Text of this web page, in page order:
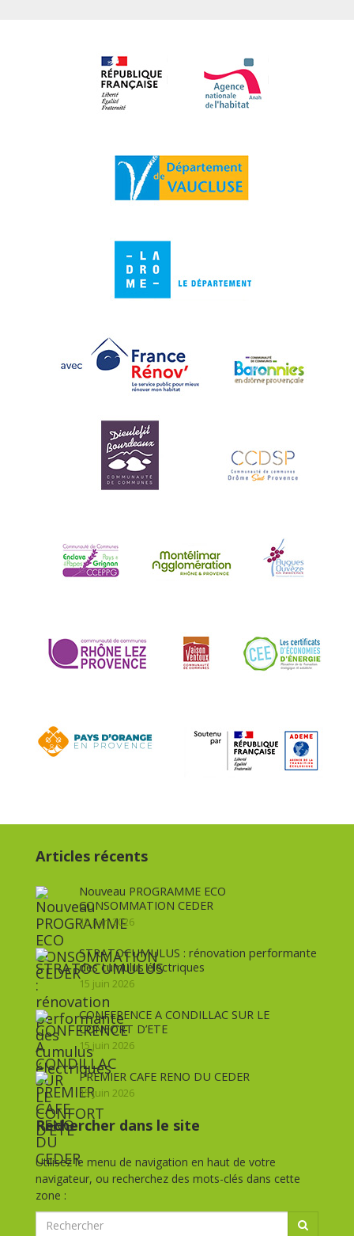
Articles récents
Nouveau PROGRAMME ECO
CONSOMMATION CEDER
15 juin 2026
STRATOCUMULUS : rénovation performante
des cumulus électriques
15 juin 2026
CONFERENCE A CONDILLAC SUR LE
CONFORT D’ETE
15 juin 2026
PREMIER CAFE RENO DU CEDER
15 juin 2026
Rechercher dans le site
Utilisez le menu de navigation en haut de votre
navigateur, ou recherchez des mots-clés dans cette
zone :